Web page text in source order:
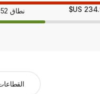
234.94 نطاق 52 أسبوعًا